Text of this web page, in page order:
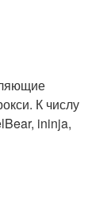
К числу
ininja,